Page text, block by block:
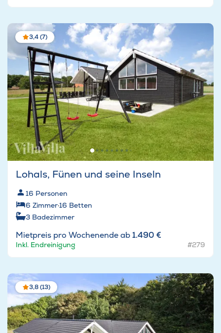
3,4 (7)
Lohals, Fünen und seine Inseln
16 Personen
6 Zimmer·16 Betten
3 Badezimmer
Mietpreis pro Wochenende ab1.490 €
Inkl. Endreinigung #279
3,8 (13)